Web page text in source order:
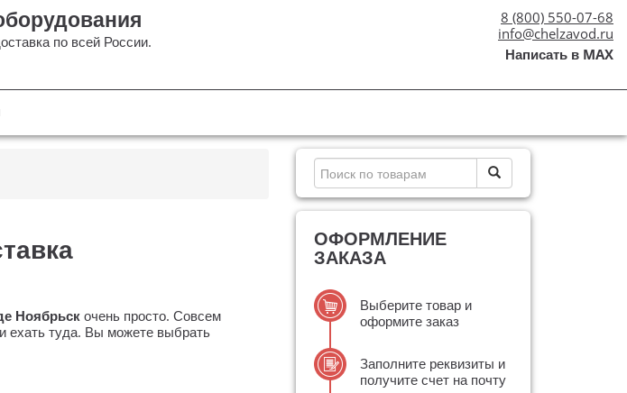
по всей России.
8 (800) 550-07-68
info@chelzavod.ru
Написать в MAX
Ноябрьскочень просто. Совсем
ехать туда. Вы можете выбрать
ОФОРМЛЕНИЕ
ЗАКАЗА
Выберите товар и
оформите заказ
Заполните реквизиты и
получите счет на почту